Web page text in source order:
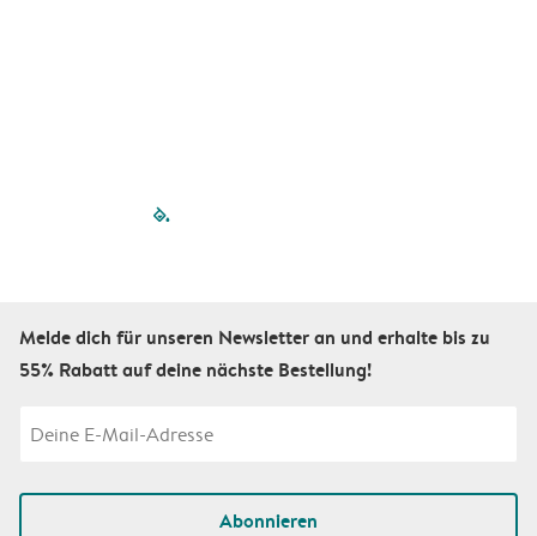
filled-pagination
Melde dich für unseren Newsletter an und erhalte bis zu
55% Rabatt auf deine nächste Bestellung!
Abonnieren